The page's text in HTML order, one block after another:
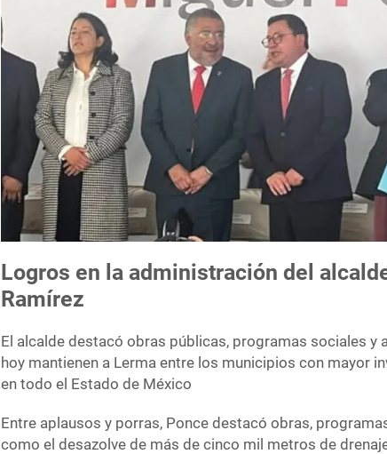
Logros en la administración del
Ramírez
El alcalde destacó obras públicas, programas sociales y
hoy mantienen a Lerma entre los municipios con mayor
en todo el Estado de México
Entre aplausos y porras, Ponce destacó obras,
como el desazolve de más de cinco mil metros de